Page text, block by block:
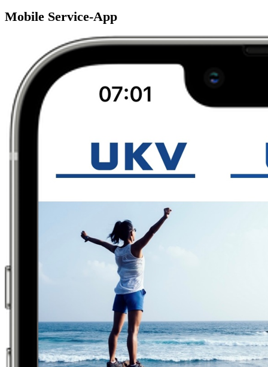
Mobile Service-App